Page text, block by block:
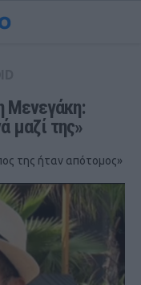
Μενεγάκη:
μαζί της»
της ήταν απότομος»